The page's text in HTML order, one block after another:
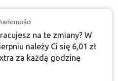
na te zmiany? W
należy Ci się 6,01 zł
za każdą godzinę